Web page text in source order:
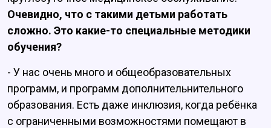
Очевидно, что с такими детьми работать
сложно. Это какие-то специальные методики
обучения?
- У нас очень много и общеобразовательных
программ, и программ дополнительнительного
образования. Есть даже инклюзия, когда ребёнка
с ограниченными возможностями помещают в